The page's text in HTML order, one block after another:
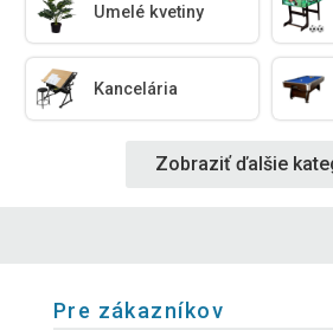
Umelé kvetiny
Kancelária
Zobraziť ďalšie
Pre zákazníkov